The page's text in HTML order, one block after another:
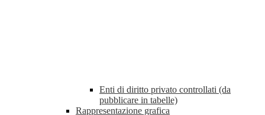
Enti di diritto privato controllati (da
pubblicare in tabelle)
Rappresentazione grafica